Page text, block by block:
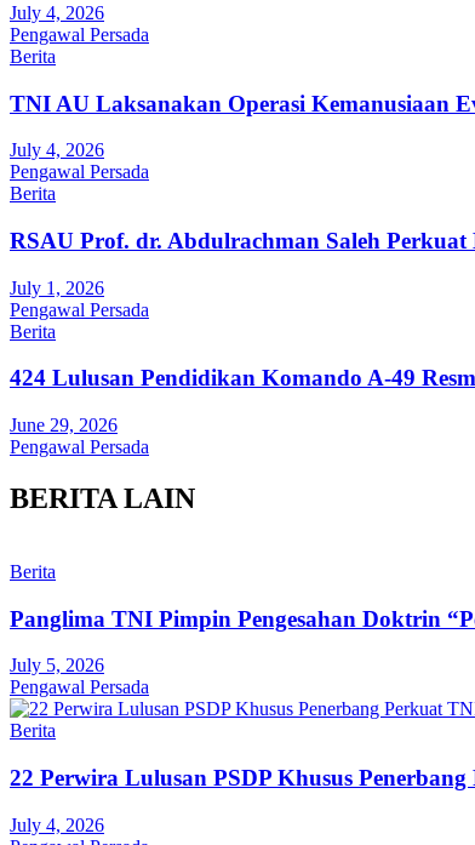
July 4, 2026
Pengawal Persada
Berita
TNI AU Laksanakan Operasi Kemanusiaan
July 4, 2026
Pengawal Persada
Berita
RSAU Prof. dr. Abdulrachman Saleh
July 1, 2026
Pengawal Persada
Berita
424 Lulusan Pendidikan Komando A-49
June 29, 2026
Pengawal Persada
BERITA LAIN
Berita
Panglima TNI Pimpin Pengesahan Doktrin
July 5, 2026
Pengawal Persada
Berita
22 Perwira Lulusan PSDP Khusus
July 4, 2026